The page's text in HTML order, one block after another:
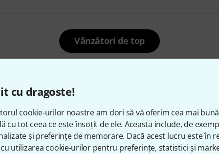
cu dragoste!
cookie-urilor noastre am dori să vă oferim cea mai
cu tot ceea ce este însoțit de ele. Aceasta include, de
și preferințe de memorare. Dacă acest lucru este în
utilizarea cookie-urilor pentru preferințe, statistici și
Vânzători de top
Popular momentan